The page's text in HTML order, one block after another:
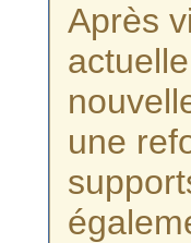
Après
une